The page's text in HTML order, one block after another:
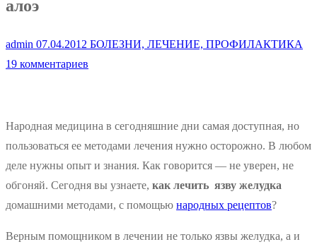
алоэ
admin 07.04.2012 БОЛЕЗНИ, ЛЕЧЕНИЕ, ПРОФИЛАКТИКА
19 комментариев
Народная медицина в сегодняшние дни самая доступная, но
пользоваться ее методами лечения нужно осторожно. В любом
деле нужны опыт и знания. Как говорится — не уверен, не
обгоняй. Сегодня вы узнаете, как лечить язву желудка
домашними методами, с помощью народных рецептов?
Верным помощником в лечении не только язвы желудка, а и